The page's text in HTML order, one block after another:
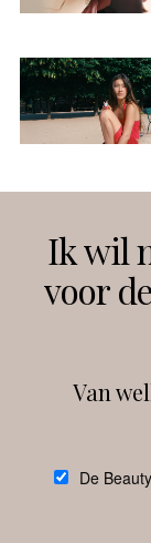
Instagram
Ik wil
voor
Van
De